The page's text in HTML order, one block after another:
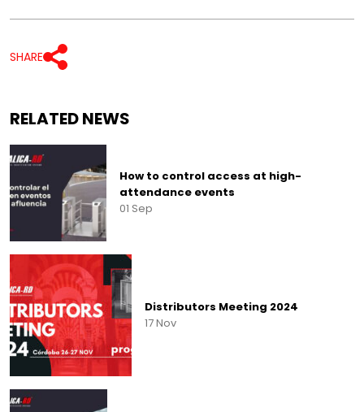
SHARE
RELATED NEWS
How to control access at high-
attendance events
01 Sep
Distributors Meeting 2024
17 Nov